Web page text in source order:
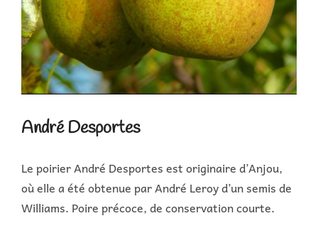
André Desportes
Le poirier André Desportes est originaire d’Anjou,
où elle a été obtenue par André Leroy d’un semis de
Williams. Poire précoce, de conservation courte.